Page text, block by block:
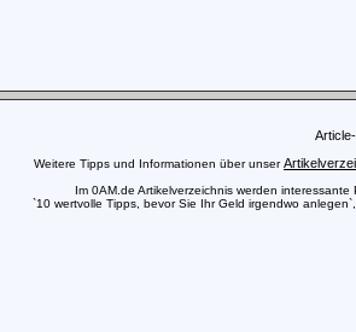
Weitere Tipps und Informationen über unser
Im 0AM.de Artikelverzeichnis werden
`10 wertvolle Tipps, bevor Sie Ihr Geld irgendwo